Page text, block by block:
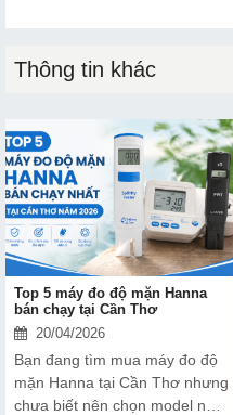
Thông tin khác
Top 5 máy đo độ mặn Hanna
bán chạy tại Cần Thơ
20/04/2026
Bạn đang tìm mua máy đo độ
mặn Hanna tại Cần Thơ nhưng
chưa biết nên chọn model nào.